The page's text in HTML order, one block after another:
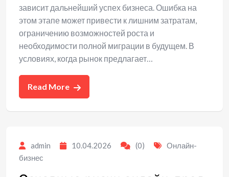
зависит дальнейший успех бизнеса. Ошибка на
этом этапе может привести к лишним затратам,
ограничению возможностей роста и
необходимости полной миграции в будущем. В
условиях, когда рынок предлагает…
Read More
admin 10.04.2026 (0)
Онлайн-
бизнес